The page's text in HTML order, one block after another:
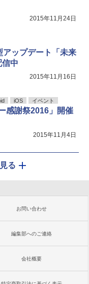
2015年11月24日
アップデート「未来
中
2015年11月16日
iOS イベント
感謝祭2016」開催
2015年11月4日
る
お問い合わせ
編集部へのご連絡
会社概要